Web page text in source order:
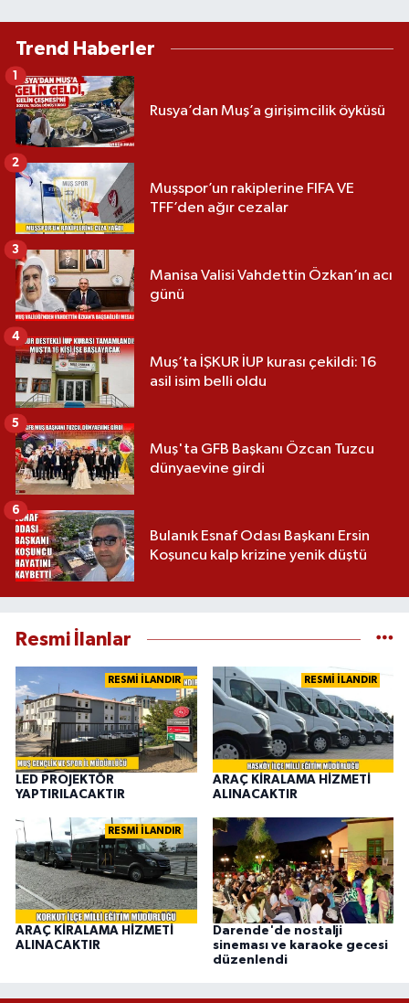
Trend Haberler
Rusya’dan Muş’a girişimcilik öyküsü
1
Muşspor’un rakiplerine FIFA VE
TFF’den ağır cezalar
2
Manisa Valisi Vahdettin Özkan’ın acı
günü
3
Muş’ta İŞKUR İUP kurası çekildi: 16
asil isim belli oldu
4
Muş'ta GFB Başkanı Özcan Tuzcu
dünyaevine girdi
5
Bulanık Esnaf Odası Başkanı Ersin
Koşuncu kalp krizine yenik düştü
6
Resmi İlanlar
RESMİ İLANDIR
LED PROJEKTÖR
YAPTIRILACAKTIR
RESMİ İLANDIR
ARAÇ KİRALAMA HİZMETİ
ALINACAKTIR
RESMİ İLANDIR
ARAÇ KİRALAMA HİZMETİ
ALINACAKTIR
Darende'de nostalji
sineması ve karaoke gecesi
düzenlendi